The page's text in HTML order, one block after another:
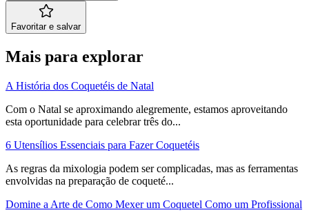
Favoritar e salvar
Mais para explorar
A História dos Coquetéis de Natal
Com o Natal se aproximando alegremente, estamos aproveitando
esta oportunidade para celebrar três do...
6 Utensílios Essenciais para Fazer Coquetéis
As regras da mixologia podem ser complicadas, mas as ferramentas
envolvidas na preparação de coqueté...
Domine a Arte de Como Mexer um Coquetel Como um Profissional